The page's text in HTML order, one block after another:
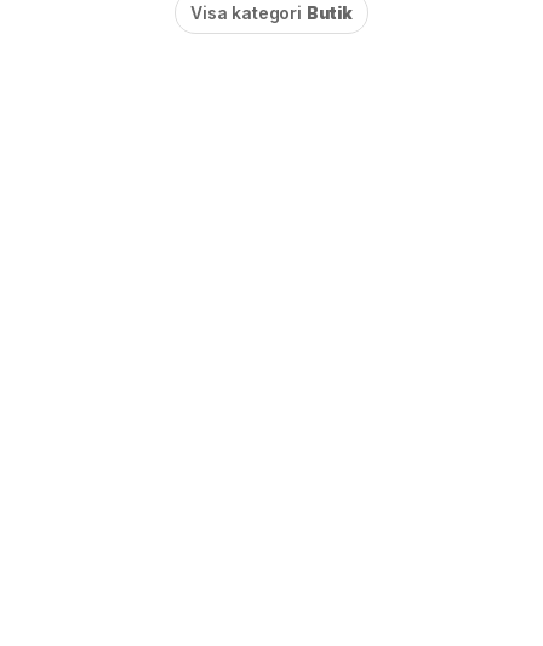
Visa kategori Butik